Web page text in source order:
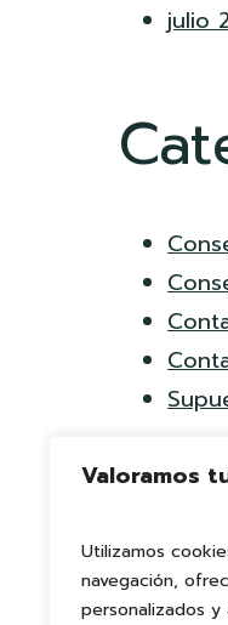
Valoramos
Utilizamos
navegación,
personalizados
julio